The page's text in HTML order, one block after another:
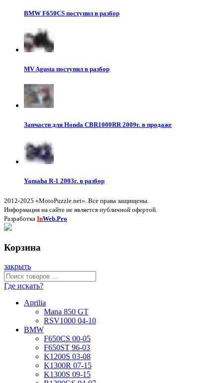
BMW F650CS поступил в разбор
MV Agusta поступил в разбор
Запчасти для Honda CBR1000RR 2009г. в продаже
Yamaha R-1 2003г. в разбор
2012-2025 «MotoPuzzle.net». Все права защищены.
Информация на сайте не является публичной офертой.
Разработка InWeb.Pro
Корзина
закрыть
Где искать?
Aprilia
Mana 850 GT
RSV1000 04-10
BMW
F650CS 00-05
F650ST 96-03
K1200S 03-08
K1300R 07-15
K1300S 09-15